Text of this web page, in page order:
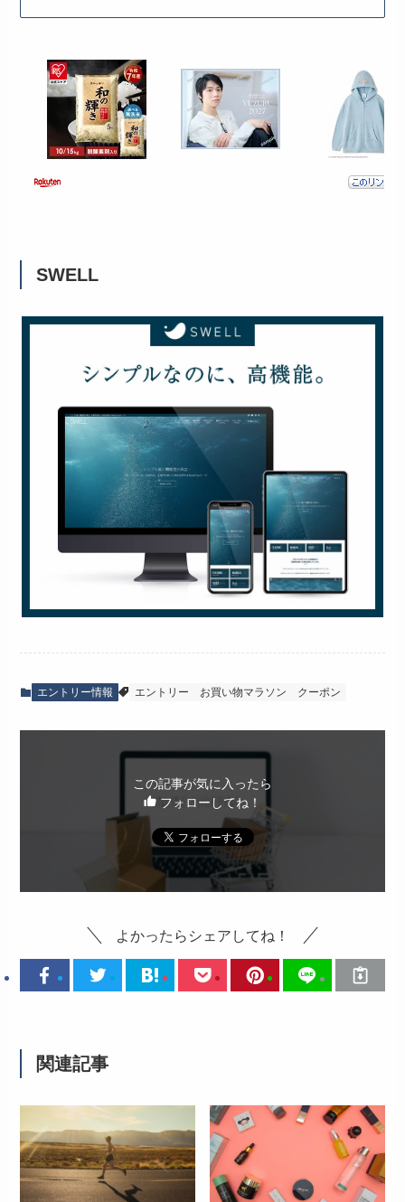
SWELL
エントリー情報 エントリー お買い物マラソン クーポン
この記事が気に入ったら
フォローしてね！
よかったらシェアしてね！
関連記事